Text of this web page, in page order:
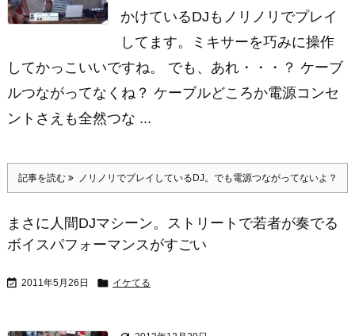
かけているDJもノリノリでプレイ
してます。ミキサーを巧みに操作
してかっこいいですね。 でも、あれ・・・？ ケーブ
ルつながってなくね？ ケーブルどころか電源コンセ
ントさえも全然つな ...
記事を読む ノリノリでプレイしているDJ。でも電源つながってないよ？
まさに人間DJマシーン。ストリートで若者が奏でる
ボイスパフォーマンスがすごい
 2011年5月26日  イケてる